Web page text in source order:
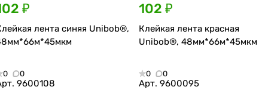
₽
лента синяя Unibob®,
0 0
9600108
102 ₽
Клейкая лента красная
Unibob®, 48мм*66м*45мкм
0 0
Арт. 9600095